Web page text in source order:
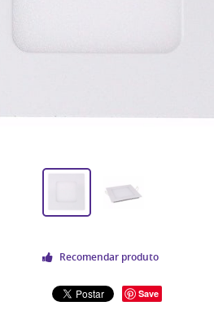
Recomendar produto
Save